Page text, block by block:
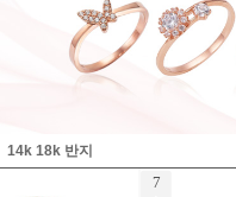
14k 18k 반지